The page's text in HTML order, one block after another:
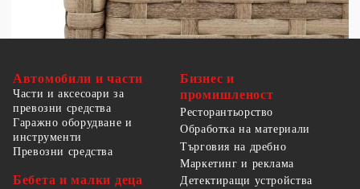
Автомобили и части
Части и аксесоари за
превозни средства
Гаражно оборудване и
инструменти
Превозни средства
Бебета и малки деца
Бизнес и
промишленост
Ресторантьорство
Обработка на материали
Търговия на дребно
Маркетинг и реклама
Детектиращи устройства